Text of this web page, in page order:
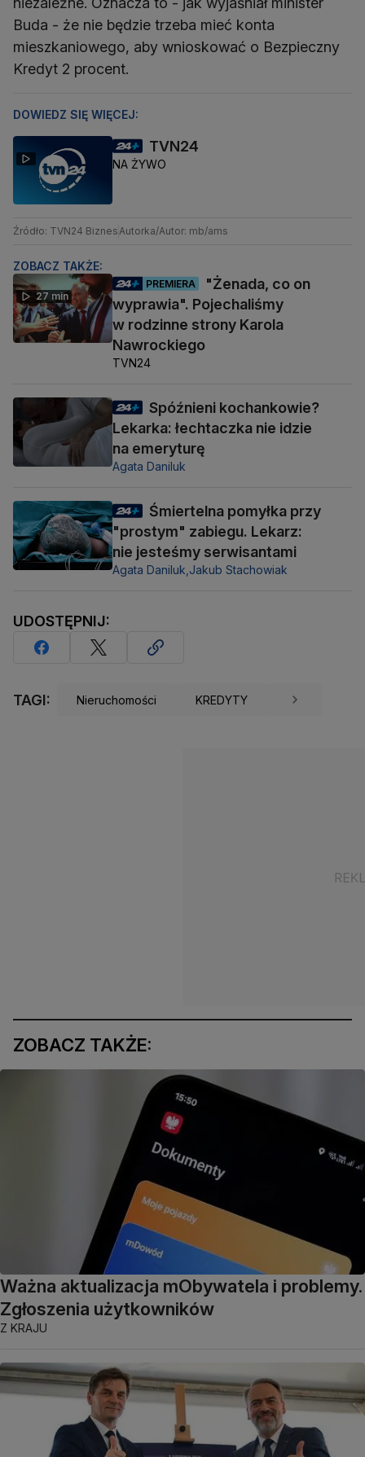
Buda - że nie będzie trzeba mieć konta
mieszkaniowego, aby wnioskować o Bezpieczny
Kredyt 2 procent.
DOWIEDZ SIĘ WIĘCEJ:
TVN24
NA ŻYWO
Źródło: TVN24 BiznesAutorka/Autor: mb/ams
ZOBACZ TAKŻE:
27 min
PREMIERA
"Żenada, co on
wyprawia". Pojechaliśmy
w rodzinne strony Karola
Nawrockiego
TVN24
Spóźnieni kochankowie?
Lekarka: łechtaczka nie idzie
na emeryturę
Agata Daniluk
Śmiertelna pomyłka przy
"prostym" zabiegu. Lekarz:
nie jesteśmy serwisantami
Agata Daniluk,Jakub Stachowiak
UDOSTĘPNIJ:
TAGI: Nieruchomości KREDYTY
ZOBACZ TAKŻE:
Ważna aktualizacja mObywatela i problemy.
Zgłoszenia użytkowników
Z KRAJU